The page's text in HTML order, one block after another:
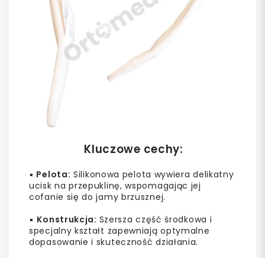
Kluczowe cechy:
▪️ Pelota: Silikonowa pelota wywiera delikatny
ucisk na przepuklinę, wspomagając jej
cofanie się do jamy brzusznej.
▪️ Konstrukcja: Szersza część środkowa i
specjalny kształt zapewniają optymalne
dopasowanie i skuteczność działania.